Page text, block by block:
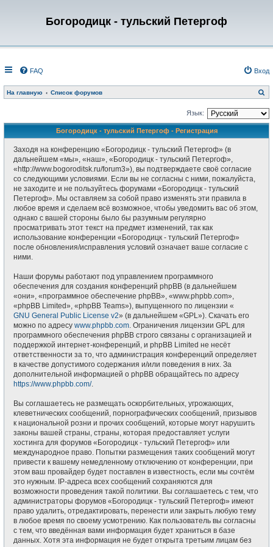
Богородицк - тульский Петергоф
FAQ Вход
На главную Список форумов
о
с
к
Язык:
Богородицк - тульский Петергоф - Регистрация
Заходя на конференцию «Богородицк - тульский Петергоф» (в
дальнейшем «мы», «наш», «Богородицк - тульский Петергоф»,
«http://www.bogoroditsk.ru/forum3»), вы подтверждаете своё согласие
со следующими условиями. Если вы не согласны с ними, пожалуйста,
не заходите и не пользуйтесь форумами «Богородицк - тульский
Петергоф». Мы оставляем за собой право изменять эти правила в
любое время и сделаем всё возможное, чтобы уведомить вас об этом,
однако с вашей стороны было бы разумным регулярно
просматривать этот текст на предмет изменений, так как
использование конференции «Богородицк - тульский Петергоф»
после обновления/исправления условий означает ваше согласие с
ними.
Наши форумы работают под управлением программного
обеспечения для создания конференций phpBB (в дальнейшем
«они», «программное обеспечение phpBB», «www.phpbb.com»,
«phpBB Limited», «phpBB Teams»), выпущенного по лицензии «
GNU General Public License v2» (в дальнейшем «GPL»). Скачать его
можно по адресу www.phpbb.com . Ограничения лицензии GPL для
программного обеспечения phpBB строго связаны с организацией и
поддержкой интернет-конференций, и phpBB Limited не несёт
ответственности за то, что администрация конференций определяет
в качестве допустимого содержания и/или поведения в них. За
дополнительной информацией о phpBB обращайтесь по адресу
https://www.phpbb.com/.
Вы соглашаетесь не размещать оскорбительных, угрожающих,
клеветнических сообщений, порнографических сообщений, призывов
к национальной розни и прочих сообщений, которые могут нарушить
законы вашей страны, страны, которая предоставляет услуги
хостинга для форумов «Богородицк - тульский Петергоф» или
международное право. Попытки размещения таких сообщений могут
привести к вашему немедленному отключению от конференции, при
этом ваш провайдер будет поставлен в известность, если мы сочтём
это нужным. IP-адреса всех сообщений сохраняются для
возможности проведения такой политики. Вы соглашаетесь с тем, что
администраторы форумов «Богородицк - тульский Петергоф» имеют
право удалить, отредактировать, перенести или закрыть любую тему
в любое время по своему усмотрению. Как пользователь вы согласны
с тем, что введённая вами информация будет храниться в базе
данных. Хотя эта информация не будет открыта третьим лицам без